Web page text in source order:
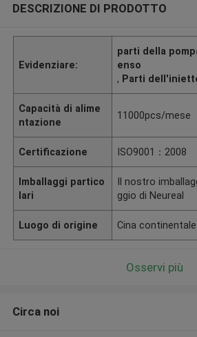
DESCRIZIONE DI PRODOTTO
Evidenziare:
parti della
enso
, Parti
Capacità di alime
ntazione
11000pcs/mese
Certificazione ISO9001：2008
Imballaggi partico
lari
Il nostro
ggio di Neureal
Luogo di origine Cina continentale
Osservi più
Circa noi